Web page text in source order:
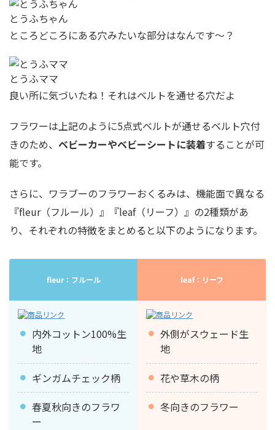
とうふちゃん
ところどころにある穴みたいな部分はなんです〜？
とうふママ
良い所に気づいたね！それはベルトを通せる穴だよ
フラワーは上記のように5点式ベルトが通せるベルト穴付
きのため、 ベビーカーやベビーシートに装着することが可
能です。
さらに、ワラブーのフラワーおくるみは、機能面で異なる
『fleur（フルール）』『leaf（リーフ）』の2種類があ
り、それぞれの特徴をまとめると以下のようになります。
fleur：フルール leaf：リーフ
内外コットン100%生
地
ギンガムチェック柄
春夏秋向きのフラワ
ー
外側がスウェード生
地
花や草木の柄
冬向きのフラワー